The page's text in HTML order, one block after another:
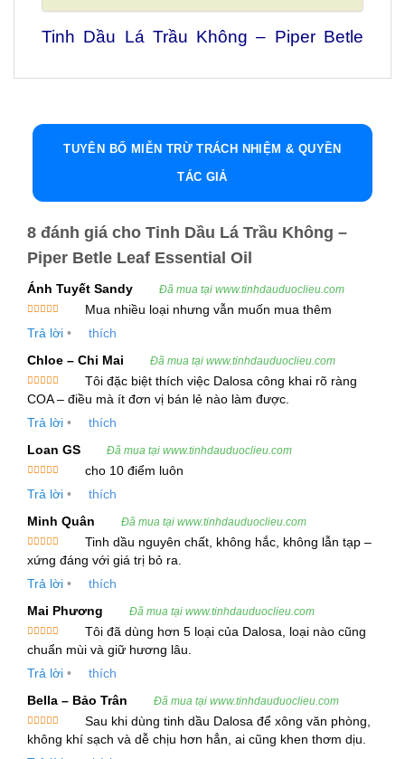
Tinh Dầu Lá Trầu Không – Piper Betle
(Piper Betel), một loại cây mọc phổ biến ở khu
vực Đông Nam Á. Tinh dầu này có nhiều công
dụng tuyệt vời đối với sức khỏe và làm đẹp, đồng
thời cũng là một nguyên liệu quan trọng trong
Thông Tin Sản Phẩm
Tinh Dầu Lá Trầu Không (Piper Betle Leaf
Essential Oil)
Tên Khoa Học:
Piper Betel
Nguồn Gốc:
Cây Trầu Không có nguồn gốc ở các vùng
nhiệt đới Đông Nam Á như Ấn Độ, Indonesia
và Việt Nam. Trong đó, giống trầu Magahi từ
Ấn Độ được coi là có sản lượng tinh dầu lớn
nhất.
Đặc Điểm Cây Trầu Không:
hình trái tim có mặt lá bóng mịn. Cây này không
chỉ là nguyên liệu chế biến các món ăn truyền
TUYÊN BỐ MIỄN TRỪ TRÁCH NHIỆM & QUYỀN
TÁC GIẢ
8 đánh giá cho Tinh Dầu Lá Trầu Không –
Piper Betle Leaf Essential Oil
Ánh Tuyết Sandy Đã mua tại www.tinhdauduoclieu.com
hạng
55
Mua nhiều loại nhưng vẫn muốn mua thêm
Trả lời •
thích
Chloe – Chi Mai
Đã mua tại www.tinhdauduoclieu.com
Được xếp
hạng 5
Tôi đặc biệt thích việc Dalosa công khai rõ ràng
COA – điều mà ít đơn vị bán lẻ nào làm được.
Trả lời •
thích
Loan GS
Đã mua tại www.tinhdauduoclieu.com
hạng
55
cho 10 điểm luôn
Trả lời •
thích
Minh Quân
Đã mua tại www.tinhdauduoclieu.com
Được xếp
hạng5 5
Tinh dầu nguyên chất, không hắc, không lẫn tạp –
xứng đáng với giá trị bỏ ra.
Trả lời •
thích
Mai Phương
Đã mua tại www.tinhdauduoclieu.com
Được xếp
hạng55
Tôi đã dùng hơn 5 loại của Dalosa, loại nào cũng
chuẩn mùi và giữ hương lâu.
Trả lời •
thích
Bella – Bảo Trân
Đã mua tại www.tinhdauduoclieu.com
Được xếp
hạng55
Sau khi dùng tinh dầu Dalosa để xông văn phòng,
không khí sạch và dễ chịu hơn hẳn, ai cũng khen thơm dịu.